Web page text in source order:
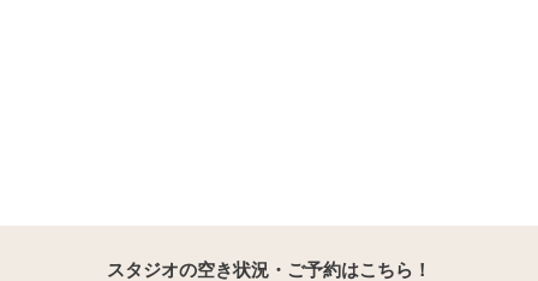
スタジオの空き状況・ご予約はこちら！